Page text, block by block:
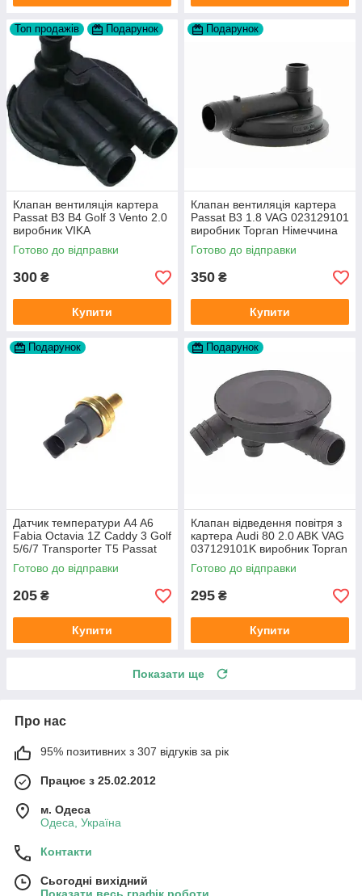
Топ продажів Подарунок
Клапан вентиляція картера
Passat B3 B4 Golf 3 Vento 2.0
виробник VIKA
Готово до відправки
300 ₴
Купити
Подарунок
Клапан вентиляція картера
Passat B3 1.8 VAG 023129101
виробник Topran Німеччина
Готово до відправки
350 ₴
Купити
Подарунок
Датчик температури A4 A6
Fabia Octavia 1Z Caddy 3 Golf
5/6/7 Transporter T5 Passat
B6 (колір сірий)
Готово до відправки
205 ₴
Купити
Подарунок
Клапан відведення повітря з
картера Audi 80 2.0 ABK VAG
037129101K виробник Topran
Німеччина
Готово до відправки
295 ₴
Купити
Показати ще
Про нас
95% позитивних з 307 відгуків за рік
Працює з 25.02.2012
м. Одеса
Одеса, Україна
Контакти
Сьогодні вихідний